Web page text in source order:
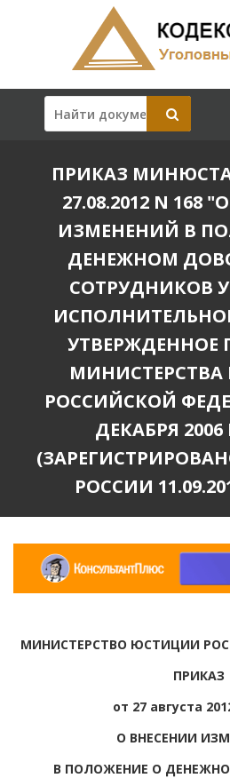
ПРИКАЗ
27.08.2012 N 168
ИЗМЕНЕНИЙ В
ДЕНЕЖНОМ
СОТРУДНИКОВ
УТВЕРЖДЕННОЕ
РОССИЙСКОЙ
ДЕКАБРЯ 2006
РОССИИ
МИНИСТЕРСТВО ЮСТИЦИИ
ПРИКАЗ
от 27 августа
О ВНЕСЕНИИ
В ПОЛОЖЕНИЕ О